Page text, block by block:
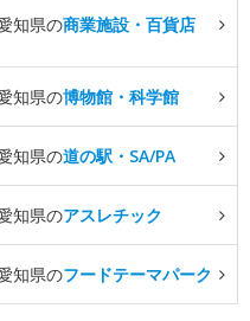
知県の商業施設・百貨店
知県の博物館・科学館
知県の道の駅・SA/PA
知県のアスレチック
知県のフードテーマパーク